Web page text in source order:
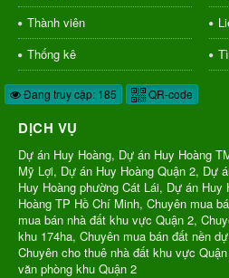
Thành viên
Thống kê
Đang truy cập: 185 QR-code
DỊCH VỤ
Dự án Huy Hoàng, Dự án Huy Hoàng
Mỹ Lợi, Dự án Huy Hoàng Quận 2, Dự
Huy Hoàng phường Cát Lái, Dự án Huy
Hoàng TP Hồ Chí Minh, Chuyên mua
mua bán nhà đất khu vực Quận 2,
khu 174ha, Chuyên mua bán đất nền
Chuyên cho thuê nhà đất khu vực
văn phòng khu Quận 2